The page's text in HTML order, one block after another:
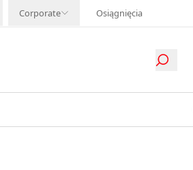
Corporate Osiągnięcia